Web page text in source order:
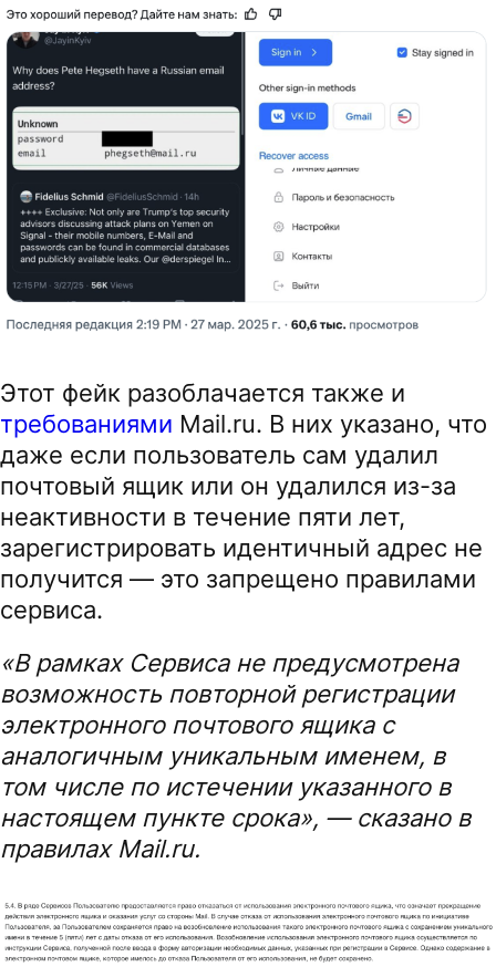
Этот фейк разоблачается также и
требованиями Mail.ru. В них указано, что
даже если пользователь сам удалил
почтовый ящик или он удалился из-за
неактивности в течение пяти лет,
зарегистрировать идентичный адрес не
получится — это запрещено правилами
сервиса.
«В рамках Сервиса не предусмотрена
возможность повторной регистрации
электронного почтового ящика с
аналогичным уникальным именем, в
том числе по истечении указанного в
настоящем пункте срока», — сказано в
правилах Mail.ru.